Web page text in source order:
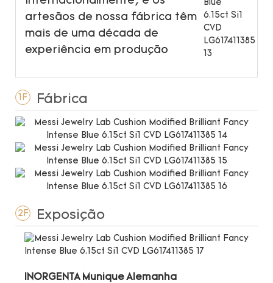
artesãos de nossa fábrica têm
mais de uma década de
experiência em produção
1F Fábrica
2F Exposição
INORGENTA Munique Alemanha